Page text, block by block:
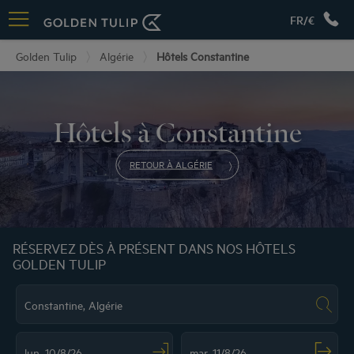
FR/€
Golden Tulip Algérie Hôtels Constantine
Hôtels à Constantine
RETOUR À ALGÉRIE
RÉSERVEZ DÈS À PRÉSENT DANS NOS HÔTELS
GOLDEN TULIP